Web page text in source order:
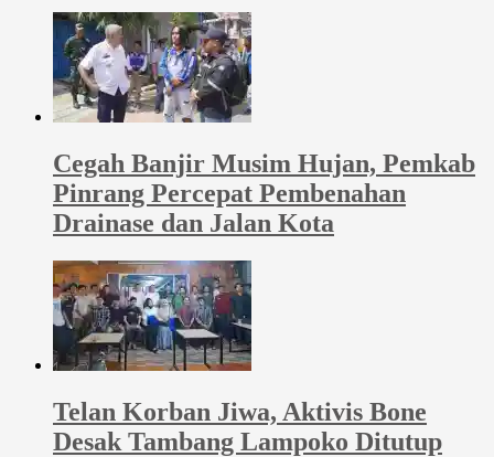
Cegah Banjir Musim Hujan, Pemkab
Pinrang Percepat Pembenahan
Drainase dan Jalan Kota
Telan Korban Jiwa, Aktivis Bone
Desak Tambang Lampoko Ditutup